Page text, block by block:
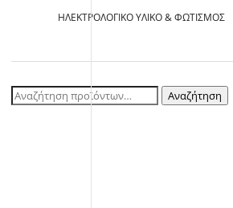
ΗΛΕΚΤΡΟΛΟΓΙΚΌ ΥΛΙΚΌ & ΦΩΤΙΣΜΌΣ
Αναζήτηση
Αναζήτηση